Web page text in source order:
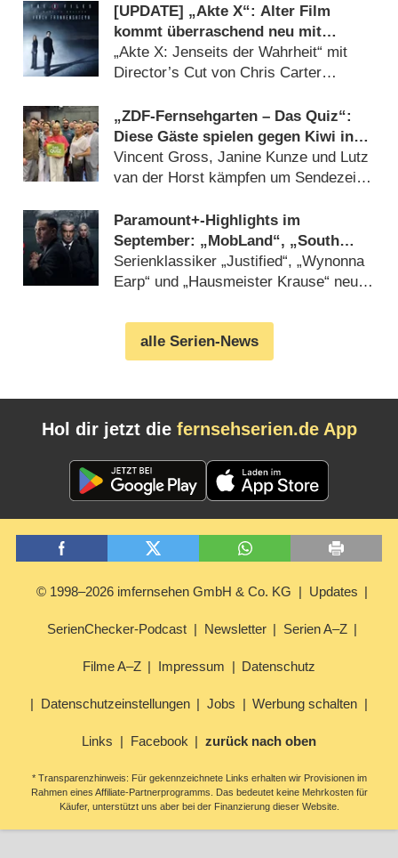
[UPDATE] „Akte X“: Alter Film
kommt überraschend neu mit
deutlich mehr Horror
„Akte X: Jenseits der Wahrheit“ mit
Director’s Cut von Chris Carter
„ZDF-Fernsehgarten – Das Quiz“:
Diese Gäste spielen gegen Kiwi in
der Sonderfolge am 9. August 2026
Vincent Gross, Janine Kunze und Lutz
van der Horst kämpfen um Sendezeit
Paramount+-Highlights im
September: „MobLand“, „South
Park“, „FBI“, „DOC“ und
„Farscape“
Serienklassiker „Justified“, „Wynonna
Earp“ und „Hausmeister Krause“ neu
alle Serien-News
Hol dir jetzt die fernsehserien.de App
© 1998–2026 imfernsehen GmbH & Co. KG Updates
SerienChecker-Podcast Newsletter Serien A–Z
Filme A–Z Impressum Datenschutz
Datenschutzeinstellungen Jobs Werbung schalten
Links Facebook zurück nach oben
* Transparenzhinweis: Für gekennzeichnete Links erhalten wir Provisionen im
Rahmen eines Affiliate-Partnerprogramms. Das bedeutet keine Mehrkosten für
Käufer, unterstützt uns aber bei der Finanzierung dieser Website.